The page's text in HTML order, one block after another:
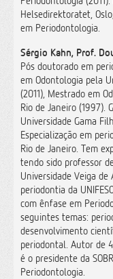
Helsedirektoratet,
em Periodontologia.
Sérgio Kahn, Prof.
Pós doutorado em
em Odontologia pela
(2011), Mestrado em
Rio de Janeiro (1997).
Universidade Gama
Especialização em
Rio de Janeiro. Tem
tendo sido professor
Universidade Veiga
periodontia da
com ênfase em
seguintes temas:
desenvolvimento
periodontal. Autor de
é o presidente da
Periodontologia.